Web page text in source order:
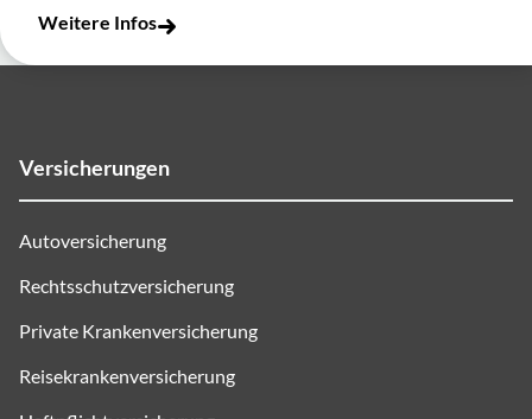
Weitere Infos
Versicherungen
Autoversicherung
Rechtsschutzversicherung
Private Krankenversicherung
Reisekrankenversicherung